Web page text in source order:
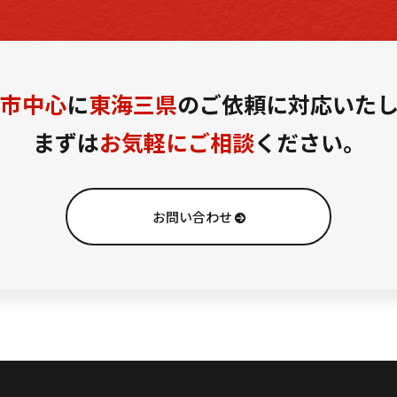
中心に東海三県のご依頼に対応いた
まずはお気軽にご相談ください。
お問い合わせ